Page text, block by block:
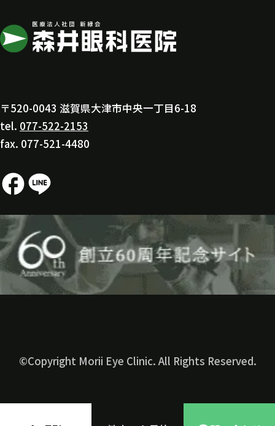
〒520-0043 滋賀県大津市中央一丁目6-18
tel. 077-522-2153
fax. 077-521-4480
©Copyright Morii Eye Clinic. All Rights Reserved.